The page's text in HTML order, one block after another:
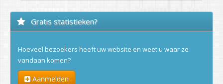
Gratis statistieken?
Hoeveel bezoekers heeft uw website en weet u waar ze
vandaan komen?
Aanmelden